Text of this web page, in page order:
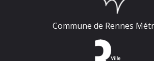
Commune de Rennes